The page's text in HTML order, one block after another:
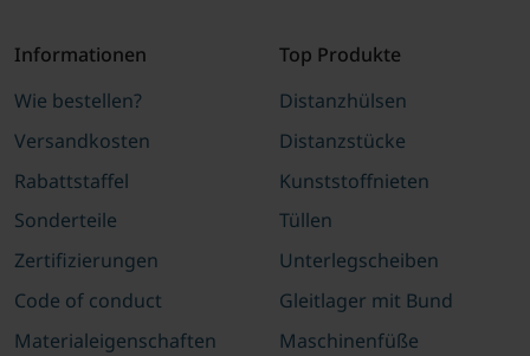
Informationen
Wie bestellen?
Versandkosten
Rabattstaffel
Sonderteile
Zertifizierungen
Code of conduct
Materialeigenschaften
Top Produkte
Distanzhülsen
Distanzstücke
Kunststoffnieten
Tüllen
Unterlegscheiben
Gleitlager mit Bund
Maschinenfüße